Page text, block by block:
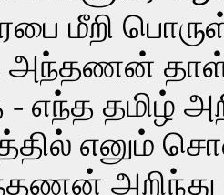
மீறி
அந்தணன்
எந்த தமிழ்
எனும்
அறிந்து